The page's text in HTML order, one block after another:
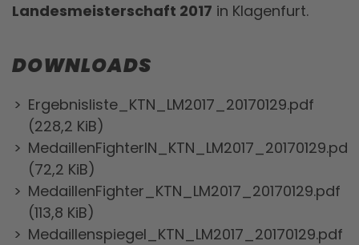
Landesmeisterschaft 2017 in Klagenfurt.
DOWNLOADS
Ergebnisliste_KTN_LM2017_20170129.pdf
(228,2 KiB)
MedaillenFighterIN_KTN_LM2017_20170129.pdf
(72,2 KiB)
MedaillenFighter_KTN_LM2017_20170129.pdf
(113,8 KiB)
Medaillenspiegel_KTN_LM2017_20170129.pdf